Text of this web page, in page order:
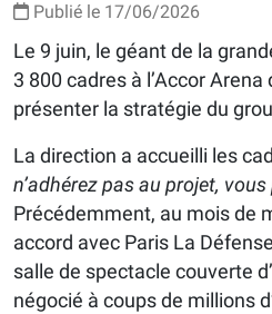
Publié le 17/06/2026
Le 9 juin, le géant de la
3 800 cadres à l’Accor
présenter la stratégie du
La direction a accueilli les
n’adhérez pas au projet,
Précédemment, au mois de
accord avec Paris La
salle de spectacle couverte
négocié à coups de millions